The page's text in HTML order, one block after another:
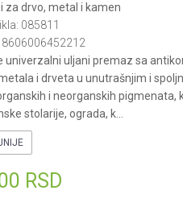
za drvo, metal i kamen
085811
8606006452212
univerzalni uljani premaz sa
i drveta u unutrašnjim i
i neorganskih pigmenata,
stolarije, ograda, k
RSD